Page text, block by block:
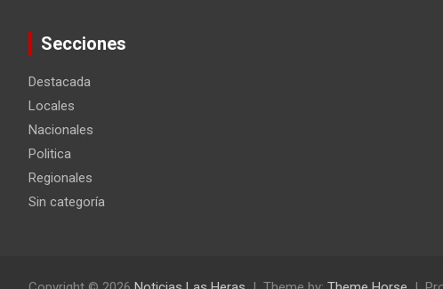
Secciones
Destacada
Locales
Nacionales
Politica
Regionales
Sin categoría